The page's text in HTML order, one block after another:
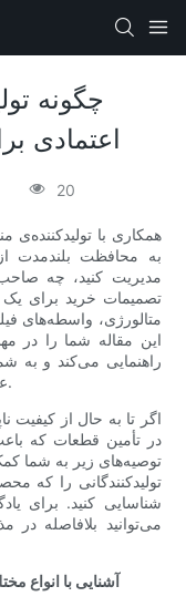
چگونه
اعتمادی
20
همکاری با تولیدکننده‌ی
به محافظت بلندمدت
مدیریت کنید، چه
تصمیمات خرید برای یک
متالورژی، واسطه‌های
این مقاله شما را در
راهنمایی می‌کند و به
عملکرد، هزینه و قابلیت اطمینان را متعادل کند.
اگر تا به حال از کیفیت
در تأمین قطعات که
توصیه‌های زیر به شما
تولیدکنندگانی را که
شناسایی کنید. برای
می‌توانید بلافاصله در
آشنایی با انواع